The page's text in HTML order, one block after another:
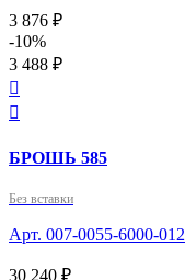
3 876 ₽
-10%
3 488 ₽


БРОШЬ 585
Без вставки
Арт. 007-0055-6000-012
30 240 ₽